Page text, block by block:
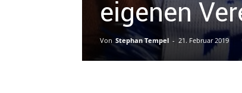
eigenen
Von Stephan Tempel - 21. Februar 2019